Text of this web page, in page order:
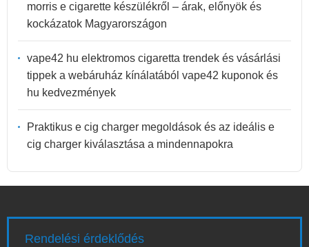
morris e cigarette készülékről – árak, előnyök és
kockázatok Magyarországon
vape42 hu elektromos cigaretta trendek és vásárlási
tippek a webáruház kínálatából vape42 kuponok és
hu kedvezmények
Praktikus e cig charger megoldások és az ideális e
cig charger kiválasztása a mindennapokra
Rendelési érdeklődés